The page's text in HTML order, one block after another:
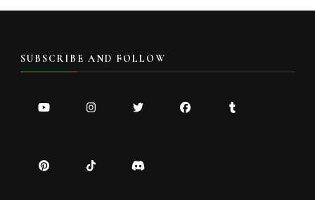
SUBSCRIBE AND FOLLOW